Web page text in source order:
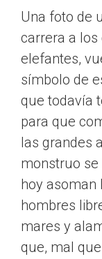
Una foto de
carrera a
elefantes,
símbolo de
que todavía
para que
las grandes
monstruo se
hoy
hombres
mares y
que, mal